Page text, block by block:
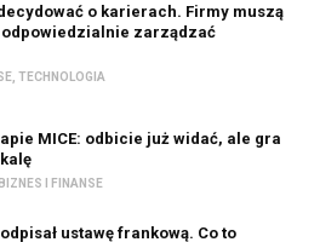
o karierach. Firmy muszą
odpowiedzialnie zarządzać
TECHNOLOGIA
MICE: odbicie już widać, ale gra
BIZNES I FINANSE
ustawę frankową. Co to